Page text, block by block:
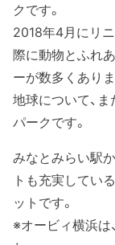
クです。
2018年4月にリ
際に動物とふれ
ーが数多くあり
地球について、
パークです。
みなとみらい駅
トも充実してい
ットです。
※オービィ横浜は